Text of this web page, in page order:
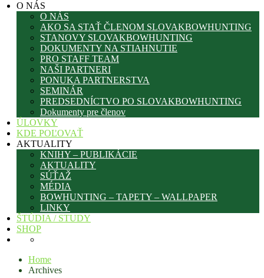
O NÁS
O NÁS
AKO SA STAŤ ČLENOM SLOVAKBOWHUNTING
STANOVY SLOVAKBOWHUNTING
DOKUMENTY NA STIAHNUTIE
PRO STAFF TEAM
NAŠI PARTNERI
PONUKA PARTNERSTVA
SEMINÁR
PREDSEDNÍCTVO PO SLOVAKBOWHUNTING
Dokumenty pre členov
ÚLOVKY
KDE POĽOVAŤ
AKTUALITY
KNIHY – PUBLIKÁCIE
AKTUALITY
SÚŤAŽ
MÉDIA
BOWHUNTING – TAPETY – WALLPAPER
LINKY
ŠTÚDIA / STUDY
SHOP
Home
Archives